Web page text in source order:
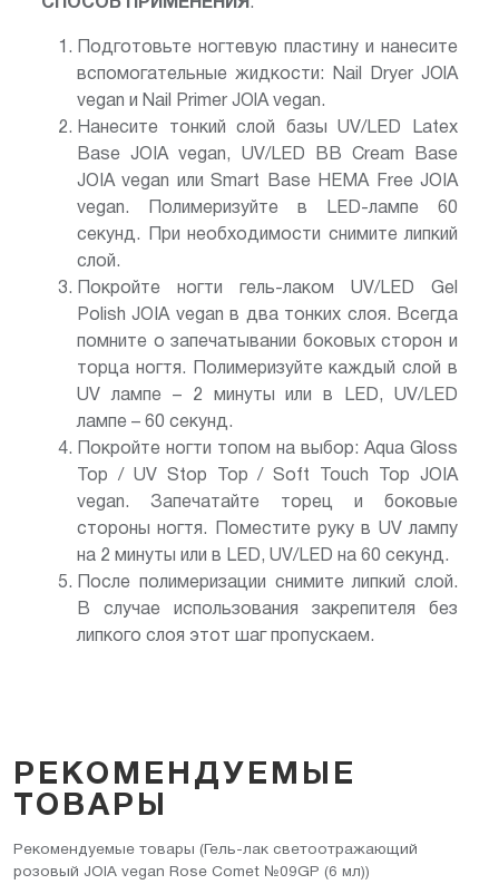
Подготовьте ногтевую пластину и нанесите
вспомогательные жидкости: Nail Dryer JOlA
vegan и Nail Primer JOlA vegan.
Нанесите тонкий слой базы UV/LED Latex
Base JOIA vegan, UV/LED BB Cream Base
JOIA vegan или Smart Base HEMA Free JOIA
vegan. Полимеризуйте в LED-лампе 60
секунд. При необходимости снимите липкий
слой.
Покройте ногти гель-лаком UV/LED Gel
Polish JOIA vegan в два тонких слоя. Всегда
помните о запечатывании боковых сторон и
торца ногтя. Полимеризуйте каждый слой в
UV лампе – 2 минуты или в LED, UV/LED
лампе – 60 секунд.
Покройте ногти топом на выбор: Aqua Gloss
Top / UV Stop Top / Soft Touch Top JOIA
vegan. Запечатайте торец и боковые
стороны ногтя. Поместите руку в UV лампу
на 2 минуты или в LED, UV/LED на 60 секунд.
После полимеризации снимите липкий слой.
В случае использования закрепителя без
липкого слоя этот шаг пропускаем.
РЕКОМЕНДУЕМЫЕ
ТОВАРЫ
Рекомендуемые товары (Гель-лак светоотражающий
розовый JOIA vegan Rose Comet №09GP (6 мл))